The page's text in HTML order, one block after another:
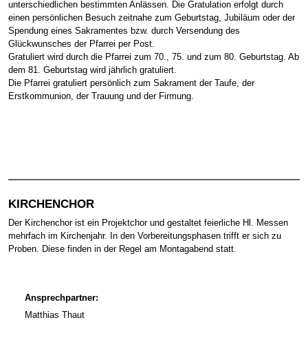
unterschiedlichen bestimmten Anlässen. Die Gratulation erfolgt durch
einen persönlichen Besuch zeitnahe zum Geburtstag, Jubiläum oder der
Spendung eines Sakramentes bzw. durch Versendung des
Glückwunsches der Pfarrei per Post.
Gratuliert wird durch die Pfarrei zum 70., 75. und zum 80. Geburtstag. Ab
dem 81. Geburtstag wird jährlich gratuliert.
Die Pfarrei gratuliert persönlich zum Sakrament der Taufe, der
Erstkommunion, der Trauung und der Firmung.
KIRCHENCHOR
Der Kirchenchor ist ein Projektchor und gestaltet feierliche Hl. Messen
mehrfach im Kirchenjahr. In den Vorbereitungsphasen trifft er sich zu
Proben. Diese finden in der Regel am Montagabend statt.
Ansprechpartner:
Matthias Thaut